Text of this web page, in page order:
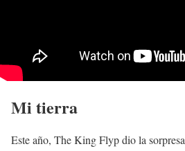
Mi tierra
Este año, The King Flyp dio la